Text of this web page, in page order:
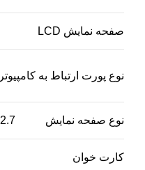
صفحه نمایش LCD
نوع پورت ارتباط به کامپیوتر
نوع صفحه نمایش 2.7 اینچی رنگی با قابلیت تغییر زاویه
کارت خوان